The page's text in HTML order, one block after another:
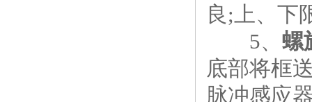
良;上、下
5、 螺
底部将框
脉冲感应